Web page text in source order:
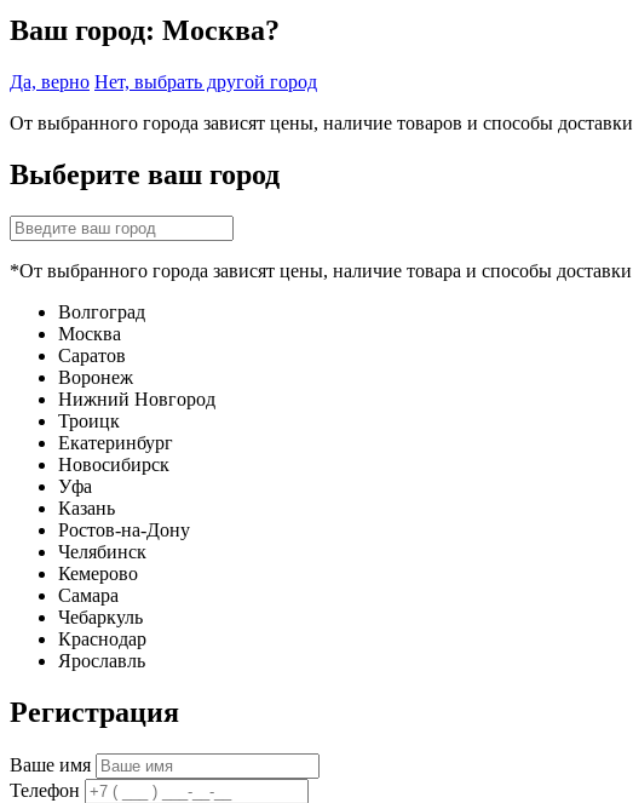
Ваш город: Москва?
Да, верно Нет, выбрать другой город
От выбранного города зависят цены, наличие товаров и способы доставки
Выберите ваш город
*От выбранного города зависят цены, наличие товара и способы доставки
Волгоград
Москва
Саратов
Воронеж
Нижний Новгород
Троицк
Екатеринбург
Новосибирск
Уфа
Казань
Ростов-на-Дону
Челябинск
Кемерово
Самара
Чебаркуль
Краснодар
Ярославль
Регистрация
Ваше имя
Телефон